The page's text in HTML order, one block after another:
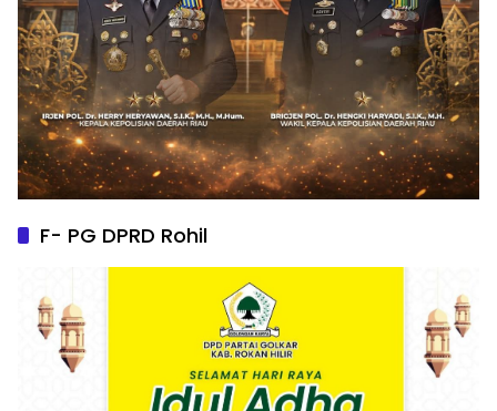
F- PG DPRD Rohil